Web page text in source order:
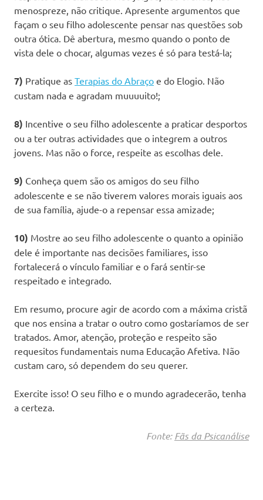
menospreze, não critique. Apresente argumentos que
façam o seu filho adolescente pensar nas questões sob
outra ótica. Dê abertura, mesmo quando o ponto de
vista dele o chocar, algumas vezes é só para testá-la;
7) Pratique as Terapias do Abraço e do Elogio. Não
custam nada e agradam muuuuito!;
8) Incentive o seu filho adolescente a praticar desportos
ou a ter outras actividades que o integrem a outros
jovens. Mas não o force, respeite as escolhas dele.
9) Conheça quem são os amigos do seu filho
adolescente e se não tiverem valores morais iguais aos
de sua família, ajude-o a repensar essa amizade;
10) Mostre ao seu filho adolescente o quanto a opinião
dele é importante nas decisões familiares, isso
fortalecerá o vínculo familiar e o fará sentir-se
respeitado e integrado.
Em resumo, procure agir de acordo com a máxima cristã
que nos ensina a tratar o outro como gostaríamos de ser
tratados. Amor, atenção, proteção e respeito são
requesitos fundamentais numa Educação Afetiva. Não
custam caro, só dependem do seu querer.
Exercite isso! O seu filho e o mundo agradecerão, tenha
a certeza.
Fonte:Fãs da Psicanálise